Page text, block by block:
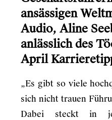
Kontakt
ansässigen
Audio, Aline
anlässlich des
April
„Es gibt so viele
sich nicht trauen
Dabei steckt in